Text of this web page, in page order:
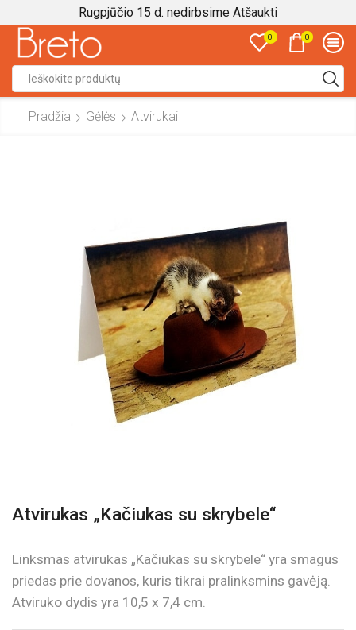
Rugpjūčio 15 d. nedirbsime Atšaukti
0 0
input
Pradžia Gėlės Atvirukai
Atvirukas „Kačiukas su skrybele“
Linksmas atvirukas „Kačiukas su skrybele“ yra smagus
priedas prie dovanos, kuris tikrai pralinksmins gavėją.
Atviruko dydis yra 10,5 x 7,4 cm.